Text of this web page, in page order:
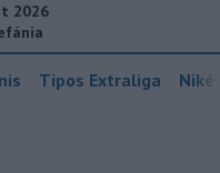
2026
Tipos Extraliga